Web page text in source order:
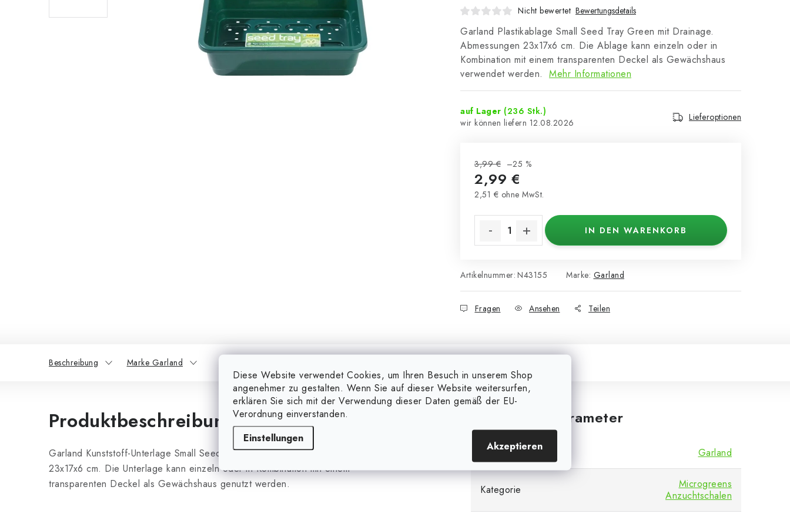
Diese Website verwendet Cookies, um Ihren Besuch in unserem Shop
angenehmer zu gestalten. Wenn Sie auf dieser Website weitersurfen,
erklären Sie sich mit der Verwendung dieser Daten gemäß der EU-
Verordnung einverstanden.
Einstellungen
Akzeptieren
Nicht bewertet Bewertungsdetails
Garland Plastikablage Small Seed Tray Green mit Drainage.
Abmessungen 23x17x6 cm. Die Ablage kann einzeln oder in
Kombination mit einem transparenten Deckel als Gewächshaus
verwendet werden. Mehr Informationen
auf Lager (236 Stk.)
12.08.2026
Lieferoptionen
3,99 € –25 %
2,99 €
2,51 € ohne MwSt.
IN DEN WARENKORB
Artikelnummer: N43155 Marke: Garland
Fragen Ansehen Teilen
Beschreibung Marke Garland
Produktbeschreibung
Garland Kunststoff-Unterlage Small Seed Tray Green mit Drainage. Maße
23x17x6 cm. Die Unterlage kann einzeln oder in Kombination mit einem
transparenten Deckel als Gewächshaus genutzt werden.
Zusätzliche Parameter
Markieren Garland
Kategorie
Microgreens
Anzuchtschalen